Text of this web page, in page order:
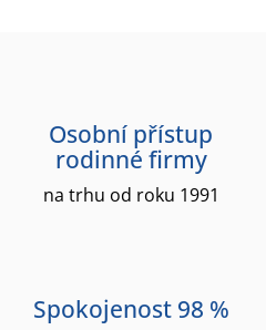
Osobní přístup
rodinné firmy
na trhu od roku 1991
Spokojenost 98 %